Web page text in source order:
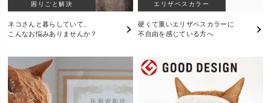
困りごと解決
ネコさんと暮らしていて、
こんなお悩みありませんか？
エリザベスカラー
硬くて重いエリザベスカラーに
不自由を感じている方へ